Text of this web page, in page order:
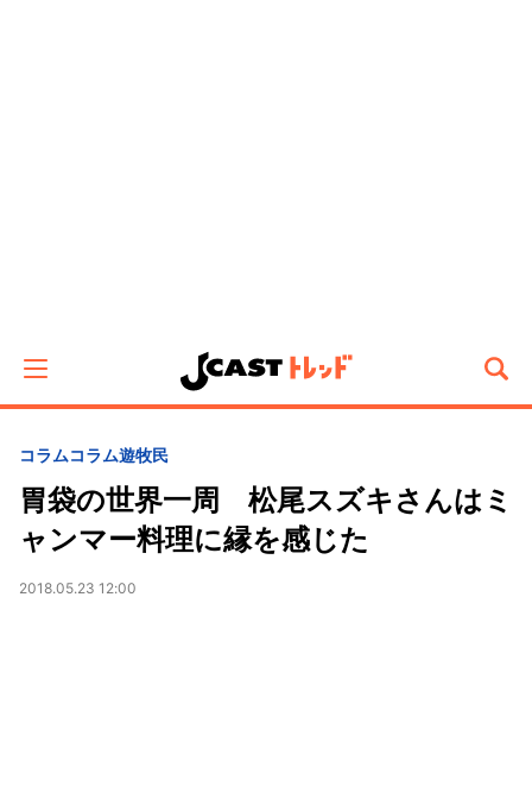
コラムコラム遊牧民
胃袋の世界一周 松尾スズキさんはミ
ャンマー料理に縁を感じた
2018.05.23 12:00